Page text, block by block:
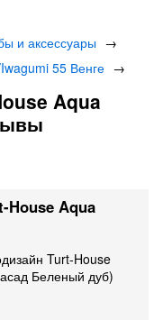
и аксессуары →
55 Венге →
Aqua
House Aqua
Turt-House
Беленый дуб)